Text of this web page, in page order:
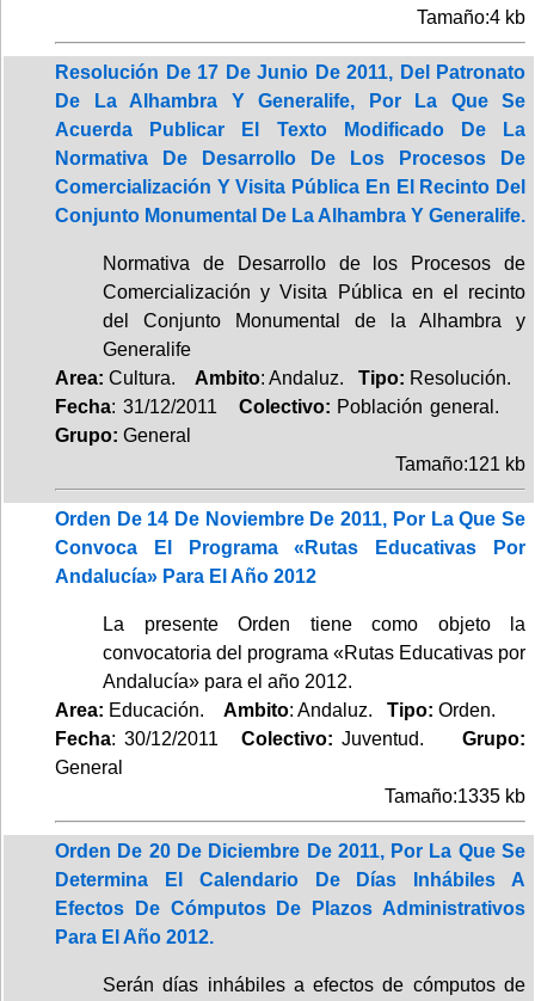
Tamaño:4 kb
Resolución De 17 De Junio De 2011, Del Patronato
De La Alhambra Y Generalife, Por La Que Se
Acuerda Publicar El Texto Modificado De La
Normativa De Desarrollo De Los Procesos De
Comercialización Y Visita Pública En El Recinto Del
Conjunto Monumental De La Alhambra Y Generalife.
Normativa de Desarrollo de los Procesos de
Comercialización y Visita Pública en el recinto
del Conjunto Monumental de la Alhambra y
Generalife
Area: Cultura. Ambito: Andaluz. Tipo: Resolución.
Fecha: 31/12/2011 Colectivo: Población general.
Grupo: General
Tamaño:121 kb
Orden De 14 De Noviembre De 2011, Por La Que Se
Convoca El Programa «Rutas Educativas Por
Andalucía» Para El Año 2012
La presente Orden tiene como objeto la
convocatoria del programa «Rutas Educativas por
Andalucía» para el año 2012.
Area: Educación. Ambito: Andaluz. Tipo: Orden.
Fecha: 30/12/2011 Colectivo: Juventud.
Grupo:
General
Tamaño:1335 kb
Orden De 20 De Diciembre De 2011, Por La Que Se
Determina El Calendario De Días Inhábiles A
Efectos De Cómputos De Plazos Administrativos
Para El Año 2012.
Serán días inhábiles a efectos de cómputos de